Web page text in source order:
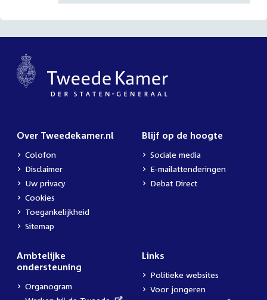
Over Tweedekamer.nl
Colofon
Disclaimer
Uw privacy
Cookies
Toegankelijkheid
Sitemap
Blijf op de hoogte
Sociale media
E-mailattenderingen
Debat Direct
Ambtelijke
ondersteuning
Organogram
Links
Politieke websites
Voor jongeren